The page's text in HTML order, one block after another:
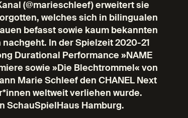
(@marieschleef) erweitert sie
welches sich in bilingualen
befasst sowie kaum bekannten
In der Spielzeit 2020-21
Durational Performance »NAME
sowie »Die Blechtrommel« von
Marie Schleef den CHANEL Next
weltweit verliehen wurde.
SchauSpielHaus Hamburg.